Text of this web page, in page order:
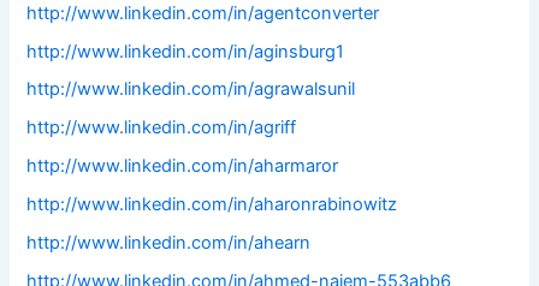
http://www.linkedin.com/in/agentconverter
http://www.linkedin.com/in/aginsburg1
http://www.linkedin.com/in/agrawalsunil
http://www.linkedin.com/in/agriff
http://www.linkedin.com/in/aharmaror
http://www.linkedin.com/in/aharonrabinowitz
http://www.linkedin.com/in/ahearn
http://www.linkedin.com/in/ahmed-naiem-553abb6